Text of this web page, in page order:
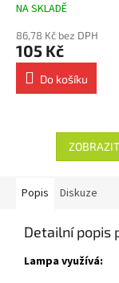
NA SKLADĚ
86,78 Kč bez DPH
105 Kč
Do košíku
Popis Diskuze
Detailní popis
Lampa využívá: